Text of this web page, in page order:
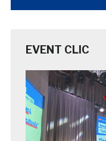
EVENT CLIC